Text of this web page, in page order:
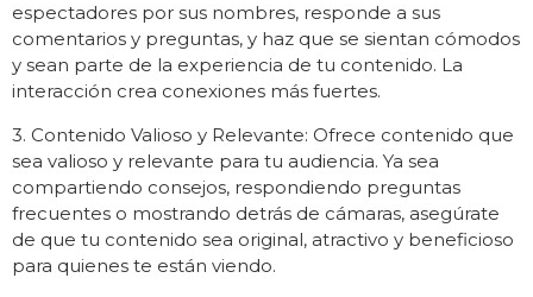
espectadores por sus nombres, responde a sus
comentarios y preguntas, y haz que se sientan cómodos
y sean parte de la experiencia de tu contenido. La
interacción crea conexiones más fuertes.
3. Contenido Valioso y Relevante: Ofrece contenido que
sea valioso y relevante para tu audiencia. Ya sea
compartiendo consejos, respondiendo preguntas
frecuentes o mostrando detrás de cámaras, asegúrate
de que tu contenido sea original, atractivo y beneficioso
para quienes te están viendo.